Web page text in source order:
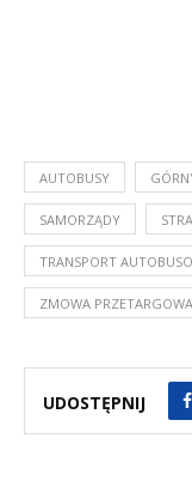
AUTOBUSY
SAMORZĄDY
TRANSPORT
ZMOWA PRZETARGOWA
UDOSTĘPNIJ